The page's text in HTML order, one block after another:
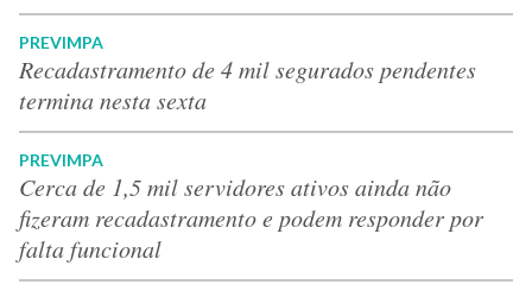
PREVIMPA
Recadastramento de 4 mil segurados pendentes
termina nesta sexta
PREVIMPA
Cerca de 1,5 mil servidores ativos ainda não
fizeram recadastramento e podem responder por
falta funcional